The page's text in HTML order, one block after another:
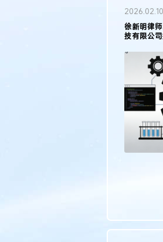
集成
传
2026.02.10
徐新明律
技有限公